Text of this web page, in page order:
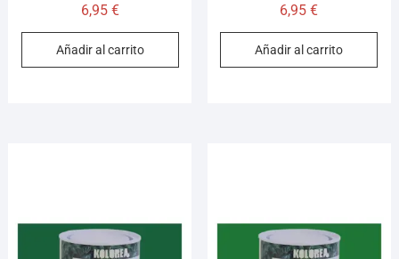
6,95 €
Añadir al carrito
6,95€
Añadir al carrito